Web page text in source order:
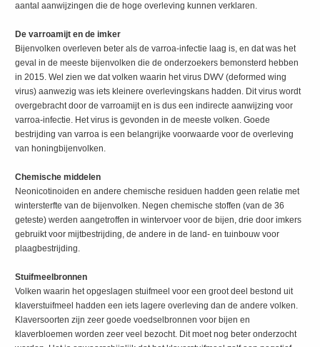
aantal aanwijzingen die de hoge overleving kunnen verklaren.
De varroamijt en de imker
Bijenvolken overleven beter als de varroa-infectie laag is, en dat was het
geval in de meeste bijenvolken die de onderzoekers bemonsterd hebben
in 2015. Wel zien we dat volken waarin het virus DWV (deformed wing
virus) aanwezig was iets kleinere overlevingskans hadden. Dit virus wordt
overgebracht door de varroamijt en is dus een indirecte aanwijzing voor
varroa-infectie. Het virus is gevonden in de meeste volken. Goede
bestrijding van varroa is een belangrijke voorwaarde voor de overleving
van honingbijenvolken.
Chemische middelen
Neonicotinoiden en andere chemische residuen hadden geen relatie met
wintersterfte van de bijenvolken. Negen chemische stoffen (van de 36
geteste) werden aangetroffen in wintervoer voor de bijen, drie door imkers
gebruikt voor mijtbestrijding, de andere in de land- en tuinbouw voor
plaagbestrijding.
Stuifmeelbronnen
Volken waarin het opgeslagen stuifmeel voor een groot deel bestond uit
klaverstuifmeel hadden een iets lagere overleving dan de andere volken.
Klaversoorten zijn zeer goede voedselbronnen voor bijen en
klaverbloemen worden zeer veel bezocht. Dit moet nog beter onderzocht